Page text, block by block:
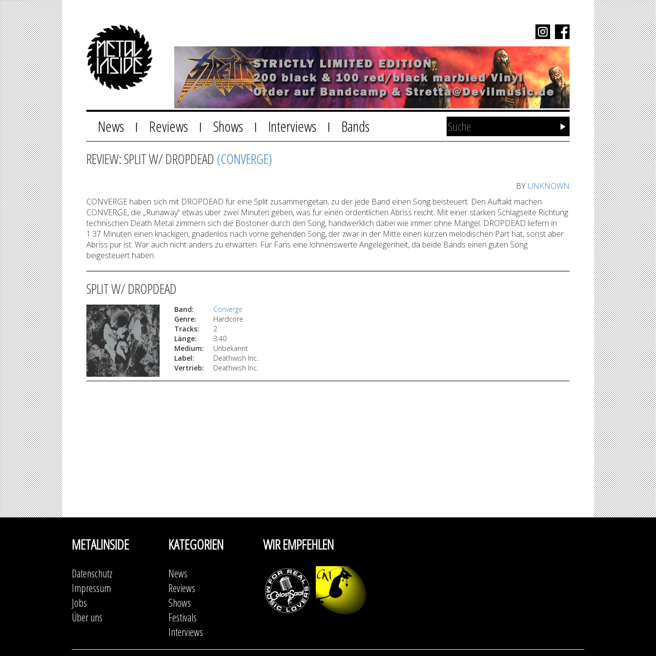
News Reviews Shows Interviews Bands
REVIEW: SPLIT W/ DROPDEAD (CONVERGE)
BY UNKNOWN
CONVERGE haben sich mit DROPDEAD für eine Split zusammengetan, zu der jede Band einen Song beisteuert. Den Auftakt machen
CONVERGE, die „Runaway“ etwas über zwei Minuten geben, was für einen ordentlichen Abriss reicht. Mit einer starken Schlagseite Richtung
technischen Death Metal zimmern sich die Bostoner durch den Song, handwerklich dabei wie immer ohne Mängel. DROPDEAD liefern in
1:37 Minuten einen knackigen, gnadenlos nach vorne gehenden Song, der zwar in der Mitte einen kurzen melodischen Part hat, sonst aber
Abriss pur ist. War auch nicht anders zu erwarten. Für Fans eine lohnenswerte Angelegenheit, da beide Bands einen guten Song
beigesteuert haben.
SPLIT W/ DROPDEAD
Band:
Converge
Genre:
Hardcore
Tracks:
2
Länge:
3:40
Medium:
Unbekannt
Label:
Deathwish Inc.
Vertrieb:
Deathwish Inc.
METALINSIDE
Datenschutz
Impressum
Jobs
Über uns
KATEGORIEN
News
Reviews
Shows
Festivals
Interviews
WIR EMPFEHLEN